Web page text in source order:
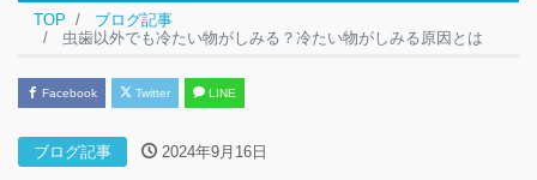
TOP
ブログ記事
虫歯以外でも冷たい物がしみる？冷たい物がしみる原因とは
Facebook Twitter LINE
ブログ記事 2024年9月16日